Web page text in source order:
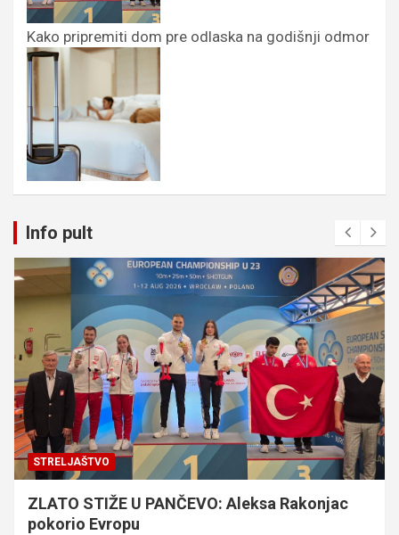
Kako pripremiti dom pre odlaska na godišnji odmor
Info pult
STRELJAŠTVO
ZLATO STIŽE U PANČEVO: Aleksa Rakonjac
pokorio Evropu